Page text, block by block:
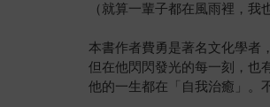
（就算一輩子都在風雨裡，我
本書作者費勇是著名文化學者
但在他閃閃發光的每一刻，也
他的一生都在「自我治癒」。